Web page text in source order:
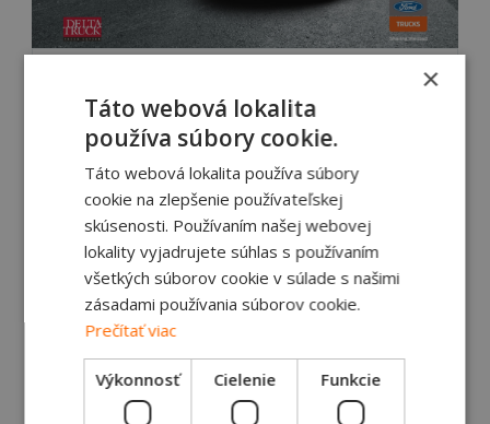
Ford Trucks F-MAX, s
dodávkou ešte v
tomto roku
a s 3-rocnou zárukou
Ďalšie informácie
×
Táto webová lokalita
používa súbory cookie.
Táto webová lokalita používa súbory
cookie na zlepšenie používateľskej
skúsenosti. Používaním našej webovej
lokality vyjadrujete súhlas s používaním
všetkých súborov cookie v súlade s našimi
zásadami používania súborov cookie.
Prečítať viac
Výkonnosť Cielenie Funkcie